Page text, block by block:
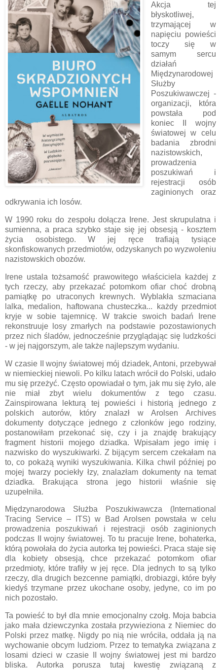
Akcja tej
błyskotliwej,
trzymającej w
napięciu powieści
toczy się w
samym sercu
działań
Międzynarodowej
Służby
Poszukiwawczej -
organizacji, która
powstała pod
koniec II wojny
światowej w celu
badania zbrodni
nazistowskich,
prowadzenia
poszukiwań i
rejestracji osób
zaginionych oraz
odkrywania ich losów.
W 1990 roku do zespołu dołącza Irene. Jest skrupulatna i
sumienna, a praca szybko staje się jej obsesją - kosztem
życia osobistego. W jej ręce trafiają tysiące
skonfiskowanych przedmiotów, odzyskanych po wyzwoleniu
nazistowskich obozów.
Irene ustala tożsamość prawowitego właściciela każdej z
tych rzeczy, aby przekazać potomkom ofiar choć drobną
pamiątkę po utraconych krewnych. Wyblakła szmaciana
lalka, medalion, haftowana chusteczka... każdy przedmiot
kryje w sobie tajemnicę. W trakcie swoich badań Irene
rekonstruuje losy zmarłych na podstawie pozostawionych
przez nich śladów, jednocześnie przyglądając się ludzkości
- w jej najgorszym, ale także najlepszym wydaniu.
W czasie II wojny światowej mój dziadek, Antoni, przebywał
w niemieckiej niewoli. Po kilku latach wrócił do Polski, udało
mu się przeżyć. Często opowiadał o tym, jak mu się żyło, ale
nie miał zbyt wielu dokumentów z tego czasu.
Zainspirowana lekturą tej powieści i historią jednego z
polskich autorów, który znalazł w Arolsen Archives
dokumenty dotyczące jednego z członków jego rodziny,
postanowiłam przekonać się, czy i ja znajdę brakujący
fragment historii mojego dziadka. Wpisałam jego imię i
nazwisko do wyszukiwarki. Z bijącym sercem czekałam na
to, co pokażą wyniki wyszukiwania. Kilka chwil później po
mojej twarzy pociekły łzy, znalazłam dokumenty na temat
dziadka. Brakująca strona jego historii właśnie się
uzupełniła.
Międzynarodowa Służba Poszukiwawcza (International
Tracing Service – ITS) w Bad Arolsen powstała w celu
prowadzenia poszukiwań i rejestracji osób zaginionych
podczas II wojny światowej. To tu pracuje Irene, bohaterka,
którą powołała do życia autorka tej powieści. Praca staje się
dla kobiety obsesją, chce przekazać potomkom ofiar
przedmioty, które trafiły w jej ręce. Dla jednych to są tylko
rzeczy, dla drugich bezcenne pamiątki, drobiazgi, które były
kiedyś trzymane przez ukochane osoby, jedyne, co im po
nich pozostało.
Ta powieść to był dla mnie emocjonalny czołg. Moja babcia
jako mała dziewczynka została przywieziona z Niemiec do
Polski przez matkę. Nigdy po nią nie wróciła, oddała ją na
wychowanie obcym ludziom. Przez to tematyka związana z
losami dzieci w czasie II wojny światowej jest mi bardzo
bliska. Autorka porusza tutaj kwestię związaną z